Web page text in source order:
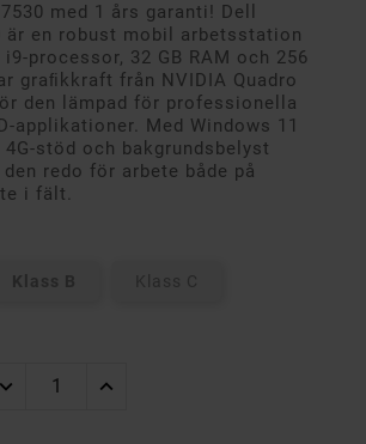
med 1 års garanti! Dell
är en robust mobil arbetsstation
processor, 32 GB RAM och 256
graﬁkkraft från NVIDIA Quadro
den lämpad för professionella
applikationer. Med Windows 11
4G-stöd och bakgrundsbelyst
redo för arbete både på
i fält.
Klass B Klass C